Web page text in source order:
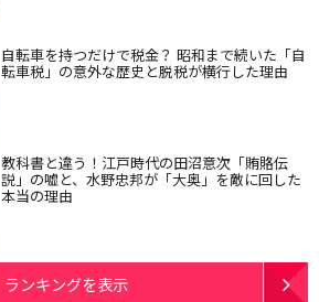
自転車を持つだけで税金？ 昭和まで続いた「自
転車税」の意外な歴史と脱税が横行した理由
教科書と違う！江戸時代の田沼意次「賄賂伝
説」の嘘と、水野忠邦が「大奥」を敵に回した
本当の理由
ランキングを表示